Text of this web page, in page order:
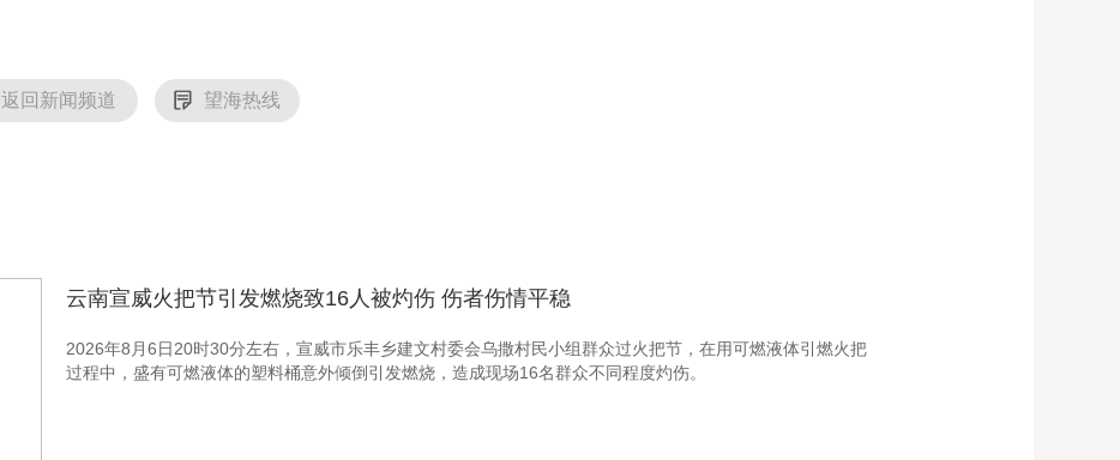
返回新闻频道 望海热线
云南宣威火把节引发燃烧致16人被灼伤 伤者伤情平稳
2026年8月6日20时30分左右，宣威市乐丰乡建文村委会乌撒村民小组群众过火把节，在用可燃液体引燃火把
过程中，盛有可燃液体的塑料桶意外倾倒引发燃烧，造成现场16名群众不同程度灼伤。